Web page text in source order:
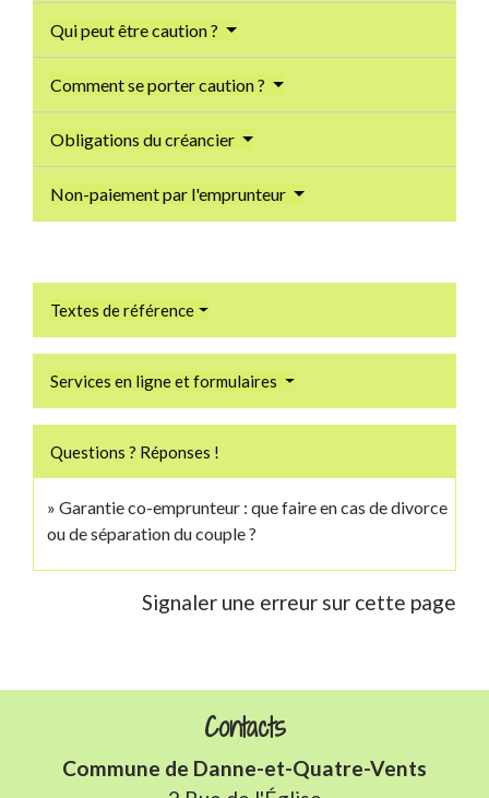
Qui peut être caution ?
Comment se porter caution ?
Obligations du créancier
Non-paiement par l'emprunteur
Textes de référence
Services en ligne et formulaires
Questions ? Réponses !
Garantie co-emprunteur : que faire en cas de divorce
ou de séparation du couple ?
Signaler une erreur sur cette page
Contacts
Commune de Danne-et-Quatre-Vents